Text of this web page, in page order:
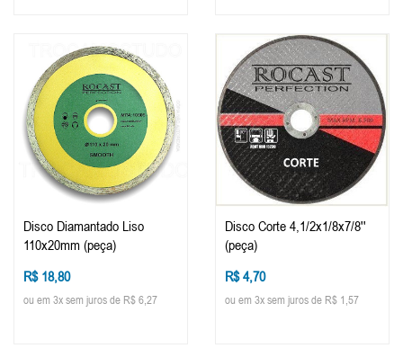
Disco Diamantado Liso
110x20mm (peça)
R$ 18,80
ou em 3x sem juros de R$ 6,27
Disco Corte 4,1/2x1/8x7/8''
(peça)
R$ 4,70
ou em 3x sem juros de R$ 1,57